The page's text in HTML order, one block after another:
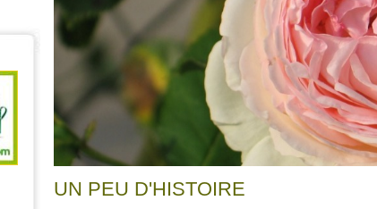
UN PEU D'HISTOIRE